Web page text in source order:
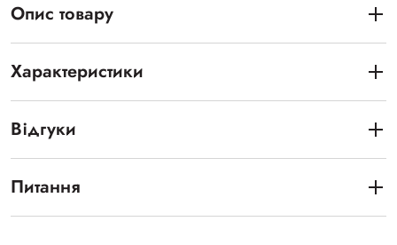
Опис товару
Характеристики
Відгуки
Питання